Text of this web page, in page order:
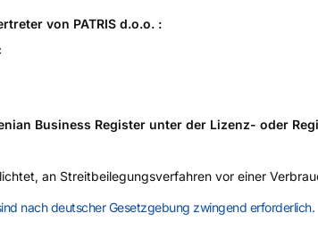
von PATRIS d.o.o. :
Business Register unter der Lizenz- oder
an Streitbeilegungsverfahren vor einer
nach deutscher Gesetzgebung zwingend erforderlich.